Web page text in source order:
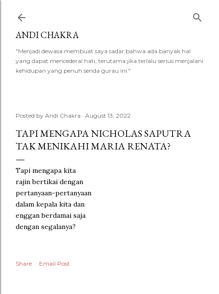
ANDI CHAKRA
"Menjadi dewasa membuat saya sadar bahwa ada banyak hal
yang dapat mencederai hati, terutama jika terlalu serius menjalani
kehidupan yang penuh senda gurau ini."
Posted by Andi Chakra August 13, 2022
TAPI MENGAPA NICHOLAS SAPUTRA
TAK MENIKAHI MARIA RENATA?
Tapi mengapa kita
rajin bertikai dengan
pertanyaan-pertanyaan
dalam kepala kita dan
enggan berdamai saja
dengan segalanya?
Share Email Post